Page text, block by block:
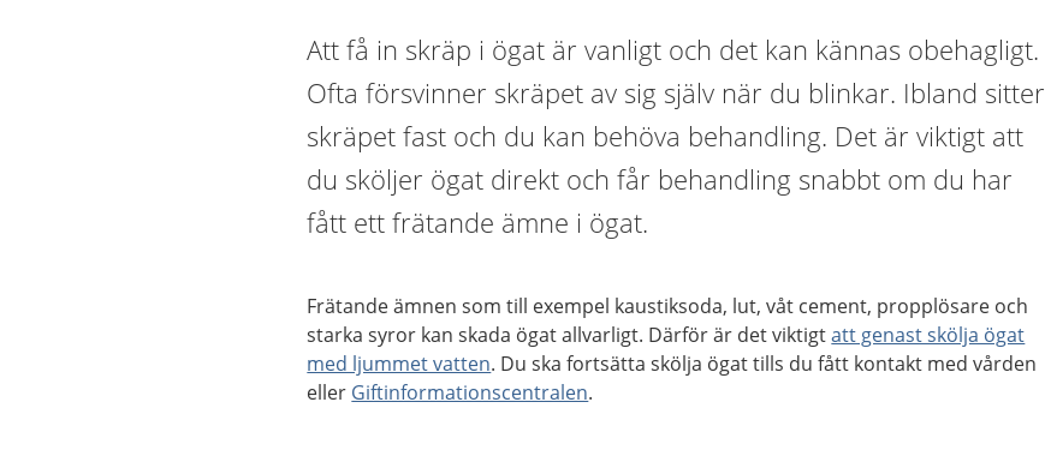
Att få in skräp i ögat är vanligt och det kan kännas obehagligt.
Ofta försvinner skräpet av sig själv när du blinkar. Ibland sitter
skräpet fast och du kan behöva behandling. Det är viktigt att
du sköljer ögat direkt och får behandling snabbt om du har
fått ett frätande ämne i ögat.
Frätande ämnen som till exempel kaustiksoda, lut, våt cement, propplösare och
starka syror kan skada ögat allvarligt. Därför är det viktigtatt genast skölja ögat
med ljummet vatten. Du ska fortsätta skölja ögat tills du fått kontakt med vården
eller Giftinformationscentralen.